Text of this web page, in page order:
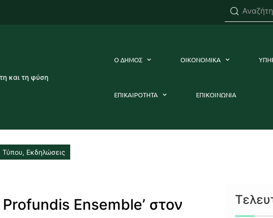
και τη φύση
Ο ΔΗΜΟΣ ΟΙΚΟΝΟΜΙΚΑ
ΕΠΙΚΑΙΡΟΤΗΤΑ ΕΠΙΚΟΙΝΩΝΙΑ
Τύπου, Εκδηλώσεις
Ensemble’ στον